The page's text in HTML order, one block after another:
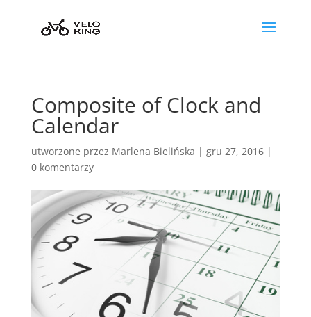
Composite of Clock and
Calendar
utworzone przez Marlena Bielińska | gru 27, 2016|
0 komentarzy